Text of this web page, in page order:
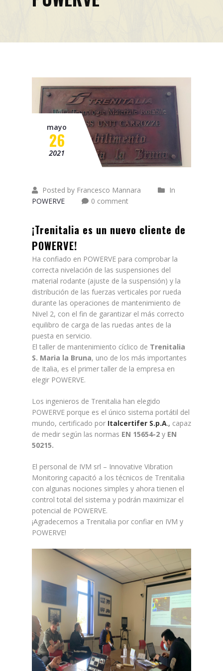
mayo
26
2021
Posted by Francesco Mannara
In
POWERVE
0 comment
¡Trenitalia es un nuevo cliente de
POWERVE!
Ha confiado en POWERVE para comprobar la
correcta nivelación de las suspensiones del
material rodante (ajuste de la suspensión) y la
distribución de las fuerzas verticales por rueda
durante las operaciones de mantenimiento de
Nivel 2, con el fin de garantizar el más correcto
equilibro de carga de las ruedas antes de la
puesta en servicio.
El taller de mantenimiento cíclico de Trenitalia
S. Maria la Bruna, uno de los más importantes
de Italia, es el primer taller de la empresa en
elegir POWERVE.
Los ingenieros de Trenitalia han elegido
POWERVE porque es el único sistema portátil del
mundo, certificado por Italcertifer S.p.A., capaz
de medir según las normas EN 15654-2 y EN
50215.
El personal de IVM srl – Innovative Vibration
Monitoring capacitó a los técnicos de Trenitalia
con algunas nociones simples y ahora tienen el
control total del sistema y podrán maximizar el
potencial de POWERVE.
¡Agradecemos a Trenitalia por confiar en IVM y
POWERVE!